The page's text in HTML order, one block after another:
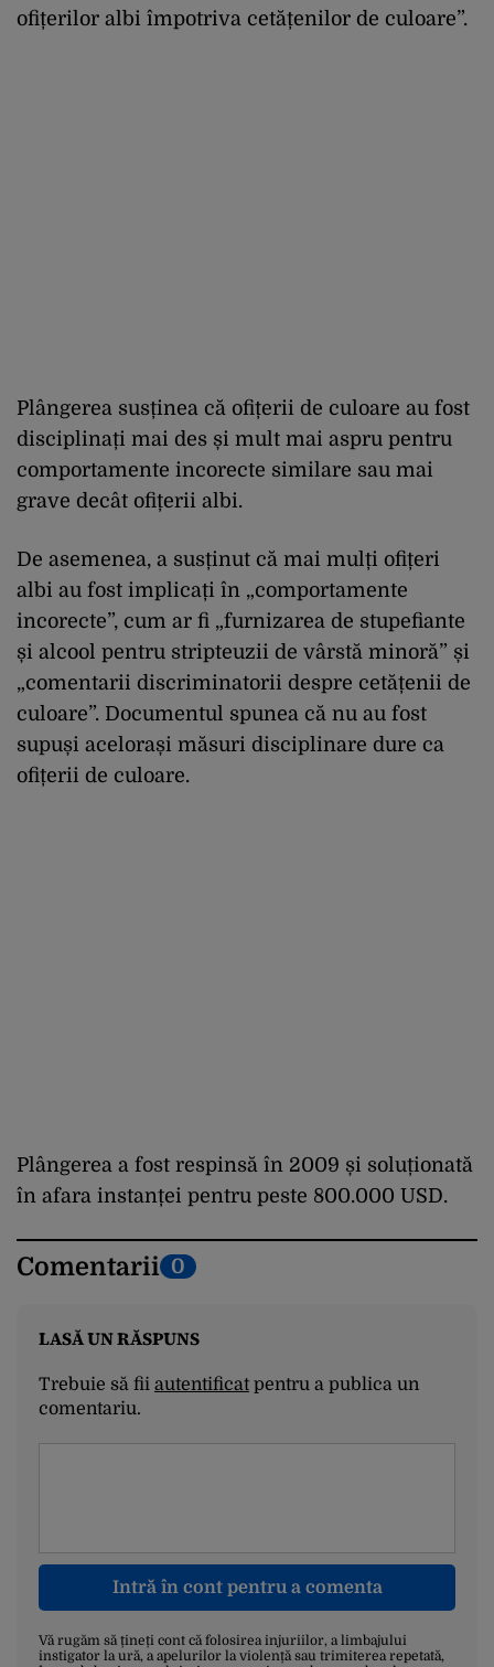
ofițerilor albi împotriva cetățenilor de culoare”.
Plângerea susținea că ofițerii de culoare au fost
disciplinați mai des și mult mai aspru pentru
comportamente incorecte similare sau mai
grave decât ofițerii albi.
De asemenea, a susținut că mai mulți ofițeri
albi au fost implicați în „comportamente
incorecte”, cum ar fi „furnizarea de stupefiante
și alcool pentru stripteuzii de vârstă minoră” și
„comentarii discriminatorii despre cetățenii de
culoare”. Documentul spunea că nu au fost
supuși acelorași măsuri disciplinare dure ca
ofițerii de culoare.
Plângerea a fost respinsă în 2009 și soluționată
în afara instanței pentru peste 800.000 USD.
Comentarii 0
LASĂ UN RĂSPUNS
Trebuie să fii autentificatpentru a publica un
comentariu.
Intră în cont pentru a comenta
Vă rugăm să țineți cont că folosirea injuriilor, a limbajului
instigator la ură, a apelurilor la violență sau trimiterea repetată,